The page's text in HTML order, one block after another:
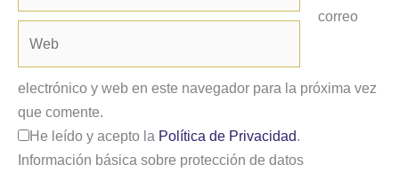
correo
electrónico y web en este navegador para la próxima vez
que comente.
He leído y acepto la Política de Privacidad.
Información básica sobre protección de datos